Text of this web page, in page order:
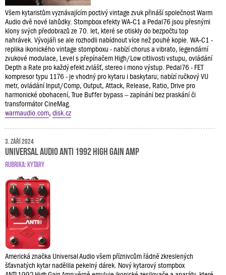
Všem kytaristům vyznávajícím poctivý vintage zvuk přináší společnost Warm
Audio dvě nové lahůdky. Stompbox efekty WA‑C1 a Pedal76 jsou přesnými
klony svých předobrazů ze 70. let, které se otiskly do bezpočtu top
nahrávek. Vývojáři se ale rozhodli nabídnout více než pouhé kopie. WA‑C1 -
replika ikonického vintage stompboxu - nabízí chorus a vibrato, legendární
zvukové modulace, Level s přepínačem High/Low citlivosti vstupu, ovládání
Depth a Rate pro každý efekt zvlášť, stereo i mono výstup. Pedal76 - FET
kompresor typu 1176 - je vhodný pro kytaru i baskytaru; nabízí ručkový VU
metr, ovládání Input/Comp, Output, Attack, Release, Ratio, Drive pro
harmonické obohacení, True Buffer bypass – zapínání bez praskání či
transformátor CineMag.
warmaudio.com, disk.cz
3. září 2024
Universal Audio ANTI 1992 High Gain Amp
RUBRIKA:KYTARY
Americká značka Universal Audio všem příznivcům řádně zkreslených
šťavnatých kytar nadělila pekelný dárek. Nový kytarový stompbox